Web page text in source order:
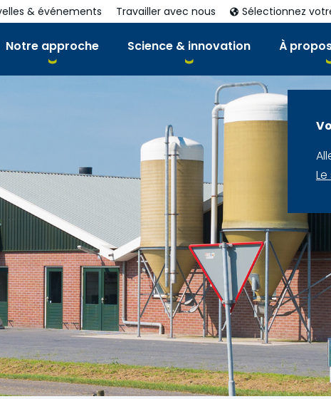
Notre approche Science & innovation À
& événements Travailler avec nous Sélectionnez